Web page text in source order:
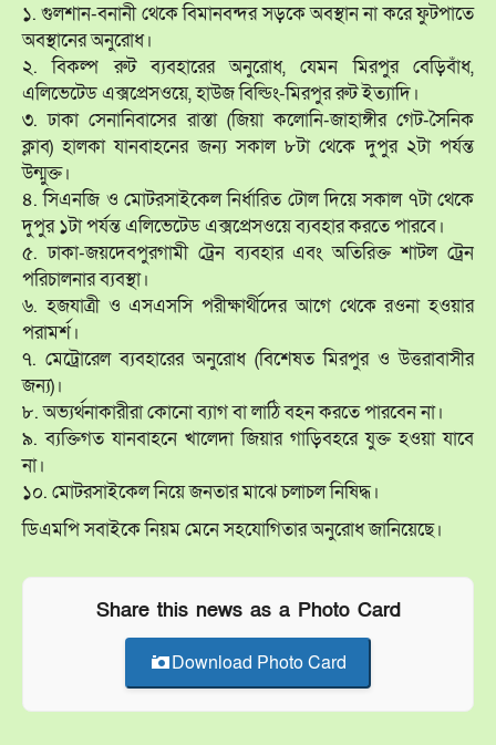
১. গুলশান-বনানী থেকে বিমানবন্দর সড়কে অবস্থান না করে ফুটপাতে
অবস্থানের অনুরোধ।
২. বিকল্প রুট ব্যবহারের অনুরোধ, যেমন মিরপুর বেড়িবাঁধ,
এলিভেটেড এক্সপ্রেসওয়ে, হাউজ বিল্ডিং-মিরপুর রুট ইত্যাদি।
৩. ঢাকা সেনানিবাসের রাস্তা (জিয়া কলোনি-জাহাঙ্গীর গেট-সৈনিক
ক্লাব) হালকা যানবাহনের জন্য সকাল ৮টা থেকে দুপুর ২টা পর্যন্ত
উন্মুক্ত।
৪. সিএনজি ও মোটরসাইকেল নির্ধারিত টোল দিয়ে সকাল ৭টা থেকে
দুপুর ১টা পর্যন্ত এলিভেটেড এক্সপ্রেসওয়ে ব্যবহার করতে পারবে।
৫. ঢাকা-জয়দেবপুরগামী ট্রেন ব্যবহার এবং অতিরিক্ত শাটল ট্রেন
পরিচালনার ব্যবস্থা।
৬. হজযাত্রী ও এসএসসি পরীক্ষার্থীদের আগে থেকে রওনা হওয়ার
পরামর্শ।
৭. মেট্রোরেল ব্যবহারের অনুরোধ (বিশেষত মিরপুর ও উত্তরাবাসীর
জন্য)।
৮. অভ্যর্থনাকারীরা কোনো ব্যাগ বা লাঠি বহন করতে পারবেন না।
৯. ব্যক্তিগত যানবাহনে খালেদা জিয়ার গাড়িবহরে যুক্ত হওয়া যাবে
না।
১০. মোটরসাইকেল নিয়ে জনতার মাঝে চলাচল নিষিদ্ধ।
ডিএমপি সবাইকে নিয়ম মেনে সহযোগিতার অনুরোধ জানিয়েছে।
Share this news as a Photo Card
Download Photo Card